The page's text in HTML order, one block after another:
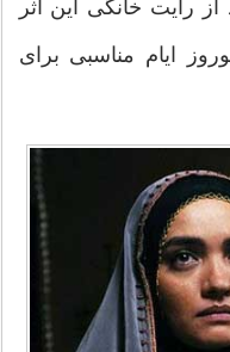
رایت خانگی این اثر
ایام مناسبی برای